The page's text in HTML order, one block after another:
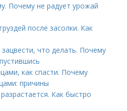
Почему не радует урожай
после засолки. Как
что делать. Почему
как спасти. Почему
причины
Как быстро